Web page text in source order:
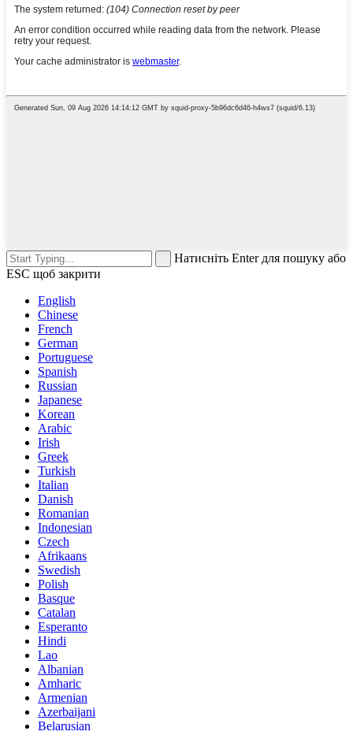
Натисніть Enter для пошуку або
ESC щоб закрити
English
Chinese
French
German
Portuguese
Spanish
Russian
Japanese
Korean
Arabic
Irish
Greek
Turkish
Italian
Danish
Romanian
Indonesian
Czech
Afrikaans
Swedish
Polish
Basque
Catalan
Esperanto
Hindi
Lao
Albanian
Amharic
Armenian
Azerbaijani
Belarusian